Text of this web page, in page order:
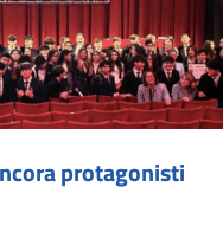
protagonisti